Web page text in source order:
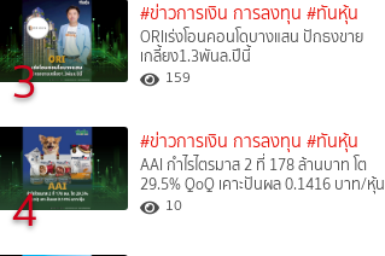
3
#ข่าวการเงิน การลงทุน #ทันหุ้น
ORIเร่งโอนคอนโดบางแสน ปักธงขาย
เกลี้ยง1.3พันล.ปีนี้
159
4
#ข่าวการเงิน การลงทุน #ทันหุ้น
AAI กำไรไตรมาส 2 ที่ 178 ล้านบาท โต
29.5% QoQ เคาะปันผล 0.1416 บาท/หุ้น
10